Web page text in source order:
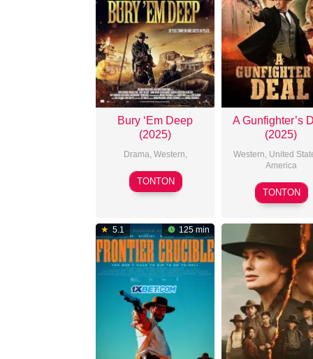
Bury ‘Em Deep
(2025)
Drama, Western,
2025-
07-
TONTON
A Gunfighter’s
(2025)
Western, United
America
2025-
10-
TONTON
5.1 125 min